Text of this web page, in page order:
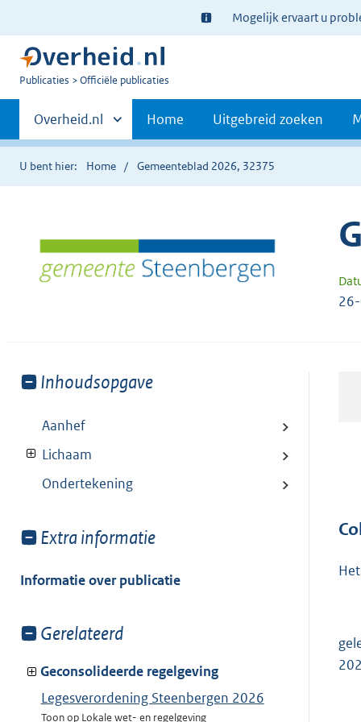
Ter
informatie:
Mogelijk ervaart u
U
Publicaties Officiële publicaties
Primaire
navigatie
Andere
sites
binnen
Overheid.nl Home Uitgebreid zoeken
U bent hier: Home Gemeenteblad 2026, 32375
Toon
van:
Inhoudsopgave
Aanhef
Lichaam
Ondertekening
Toon
van:
Extra informatie
Informatie over publicatie
Toon
van:
Gerelateerd
Geconsolideerde regelgeving
Legesverordening Steenbergen 2026
Toon op Lokale wet- en regelgeving